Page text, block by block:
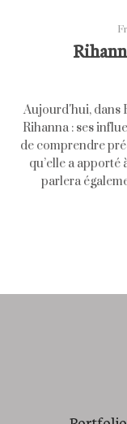
Aujourd'hui, dans
Rihanna : ses
de comprendre
qu’elle a
parlera